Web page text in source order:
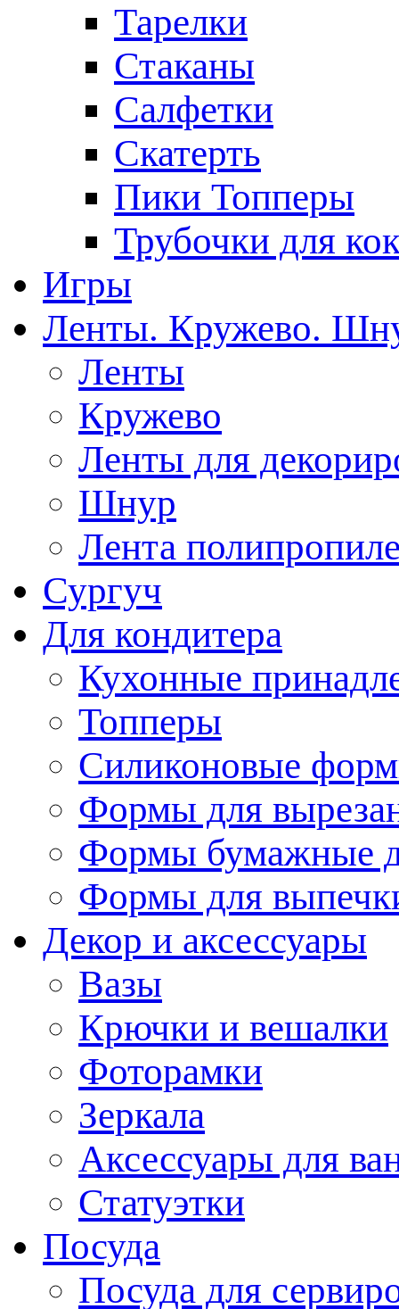
Тарелки
Стаканы
Салфетки
Скатерть
Пики Топперы
Трубочки для
Игры
Ленты. Кружево.
Ленты
Кружево
Ленты для
Шнур
Лента
Сургуч
Для кондитера
Кухонные
Топперы
Силиконовые
Формы для
Формы бумажные
Формы для
Декор и аксессуары
Вазы
Крючки и вешалки
Фоторамки
Зеркала
Аксессуары для
Статуэтки
Посуда
Посуда для